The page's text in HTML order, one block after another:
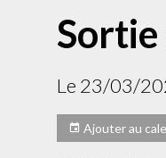
Sortie
Le 23/03/
Ajouter au